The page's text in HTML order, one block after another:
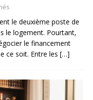
le deuxième poste de
le logement. Pourtant,
le financement
ce soit. Entre les […]